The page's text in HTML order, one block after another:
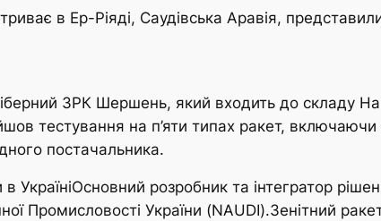
в Ер-Ріяді, Саудівська Аравія,
ЗРК Шершень, який входить до складу
тестування на п’яти типах ракет, включаючи
постачальника.
розробник та інтегратор
Промисловості України (NAUDI).Зенітний